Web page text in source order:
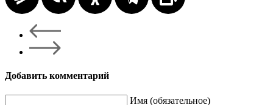
Добавить комментарий
Имя (обязательное)